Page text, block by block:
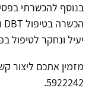
יעיל ונחקר לטיפול
5922242.